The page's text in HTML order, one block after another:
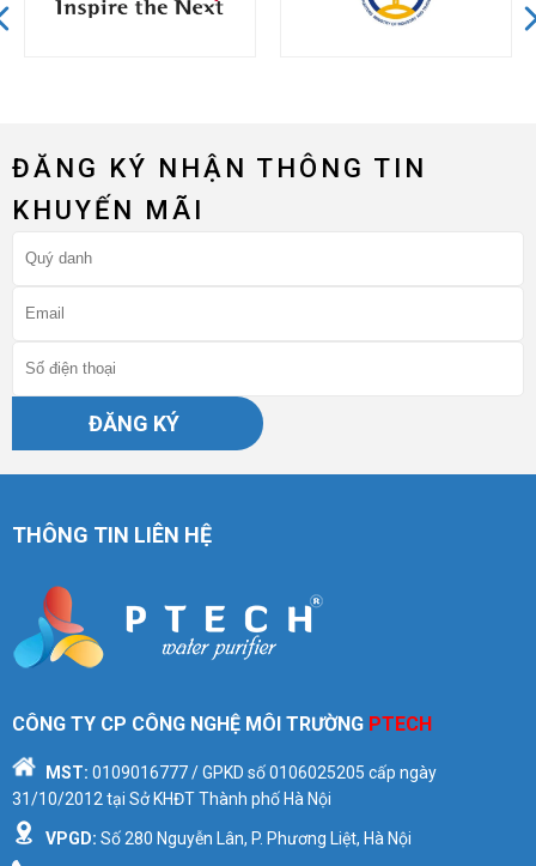
ĐĂNG KÝ NHẬN THÔNG TIN
KHUYẾN MÃI
ĐĂNG KÝ
THÔNG TIN LIÊN HỆ
CÔNG TY CP CÔNG NGHỆ MÔI TRƯỜNG PTECH
MST: 0109016777/ GPKD số0106025205 cấp ngày
31/10/2012 tại Sở KHĐT Thành phố Hà Nội
VPGD: Số 280 Nguyễn Lân, P. Phương Liệt, Hà Nội